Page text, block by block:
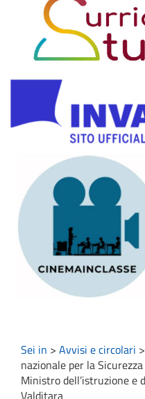
Sei in > Avvisi e circolari >
nazionale per la
Ministro dell’istruzione e